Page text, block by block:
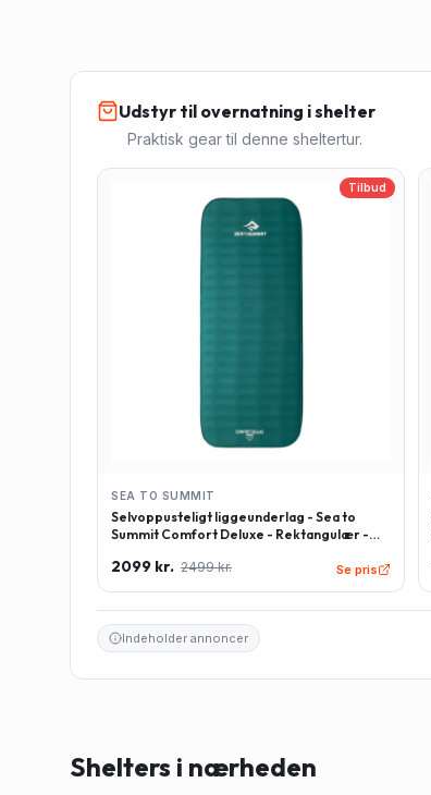
Udstyr til overnatning i shelter
Praktisk gear til denne sheltertur.
Tilbud
SEA TO SUMMIT
Selvoppusteligt liggeunderlag - Sea to
Summit Comfort Deluxe - Rektangulær -
2099 kr. 2499 kr. Se pris
Indeholder annoncer
Shelters i nærheden